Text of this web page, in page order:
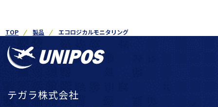
TOP 製品 エコロジカルモニタリング
テガラ株式会社